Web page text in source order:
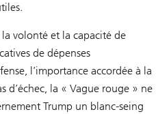
volonté et la capacité de
de dépenses
l’importance accordée à la
d’échec, la « Vague rouge » ne
Trump un blanc-seing